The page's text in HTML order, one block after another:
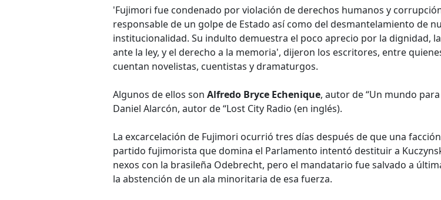
'Fujimori fue condenado por violación de derechos humanos y
responsable de un golpe de Estado así como del desmantelamiento de
institucionalidad. Su indulto demuestra el poco aprecio por la dignidad,
ante la ley, y el derecho a la memoria', dijeron los escritores, entre
cuentan novelistas, cuentistas y dramaturgos.
Algunos de ellos son Alfredo Bryce Echenique, autor de “Un mundo para
Daniel Alarcón, autor de “Lost City Radio (en inglés).
La excarcelación de Fujimori ocurrió tres días después de que una
partido fujimorista que domina el Parlamento intentó destituir a
nexos con la brasileña Odebrecht, pero el mandatario fue salvado a
la abstención de un ala minoritaria de esa fuerza.